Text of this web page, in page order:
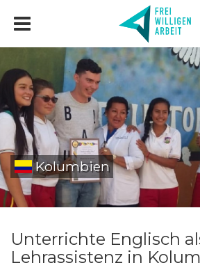
Kolumbien
Unterrichte Englisch
Lehrassistenz in